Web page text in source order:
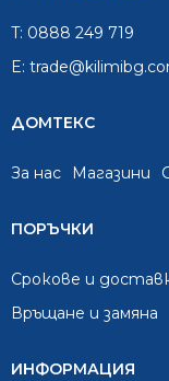
T: 0888 249 719
E:
ДОМТЕКС
За нас Mагазини
ПОРЪЧКИ
Срокове и
Връщане и замяна
ИНФОРМАЦИЯ